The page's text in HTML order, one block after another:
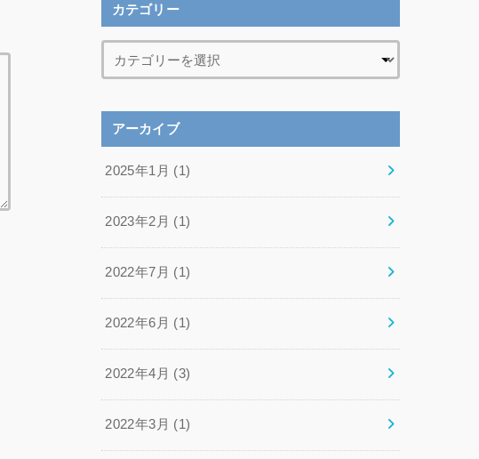
カテゴリー
アーカイブ
2025年1月 (1)
2023年2月 (1)
2022年7月 (1)
2022年6月 (1)
2022年4月 (3)
2022年3月 (1)